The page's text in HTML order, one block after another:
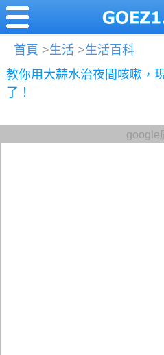
首頁 >生活 >生活百科
教你用大蒜水治夜間咳嗽，
了！
google